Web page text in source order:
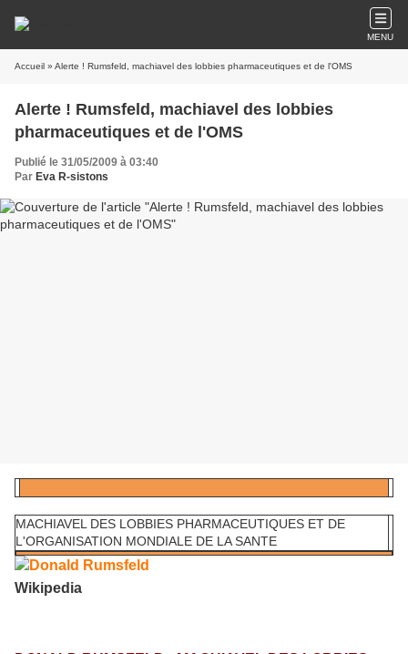
MENU
Accueil » Alerte ! Rumsfeld, machiavel des lobbies pharmaceutiques et de l'OMS
Alerte ! Rumsfeld, machiavel des lobbies
pharmaceutiques et de l'OMS
Publié le 31/05/2009 à 03:40
Par Eva R-sistons
MACHIAVEL DES LOBBIES PHARMACEUTIQUES ET DE
L'ORGANISATION MONDIALE DE LA SANTE
Wikipedia